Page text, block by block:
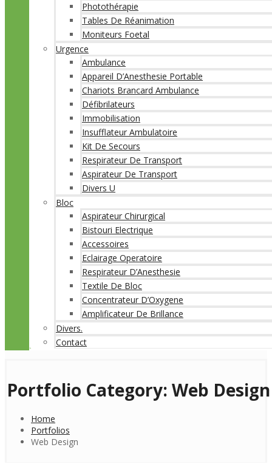
Photothérapie
Tables De Réanimation
Moniteurs Foetal
Urgence
Ambulance
Appareil D’Anesthesie Portable
Chariots Brancard Ambulance
Défibrilateurs
Immobilisation
Insufflateur Ambulatoire
Kit De Secours
Respirateur De Transport
Aspirateur De Transport
Divers U
Bloc
Aspirateur Chirurgical
Bistouri Electrique
Accessoires
Eclairage Operatoire
Respirateur D’Anesthesie
Textile De Bloc
Concentrateur D’Oxygene
Amplificateur De Brillance
Divers.
Contact
Portfolio Category: Web Design
Home
Portfolios
Web Design